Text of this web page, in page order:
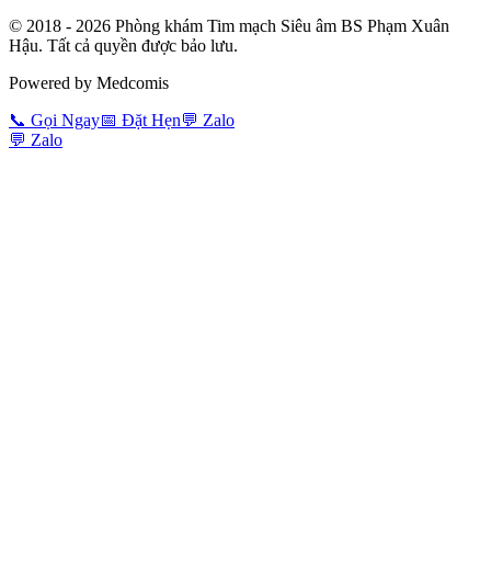
© 2018 - 2026 Phòng khám Tim mạch Siêu âm BS Phạm Xuân
Hậu. Tất cả quyền được bảo lưu.
Powered by Medcomis
📞 Gọi Ngay📅 Đặt Hẹn💬 Zalo
💬 Zalo